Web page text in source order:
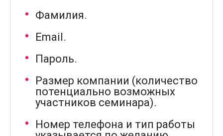
Фамилия.
Email.
Пароль.
Размер компании (количество
потенциально возможных
участников семинара).
Номер телефона и тип работы